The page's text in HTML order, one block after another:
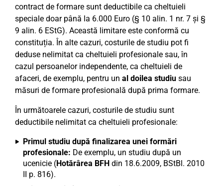
contract de formare sunt deductibile ca cheltuieli
speciale doar până la 6.000 Euro (§ 10 alin. 1 nr. 7 și §
9 alin. 6 EStG). Această limitare este conformă cu
constituția. În alte cazuri, costurile de studiu pot fi
deduse nelimitat ca cheltuieli profesionale sau, în
cazul persoanelor independente, ca cheltuieli de
afaceri, de exemplu, pentru un al doilea studiu sau
măsuri de formare profesională după prima formare.
În următoarele cazuri, costurile de studiu sunt
deductibile nelimitat ca cheltuieli profesionale:
Primul studiu după finalizarea unei formări
profesionale: De exemplu, un studiu după un
ucenicie (Hotărârea BFH din 18.6.2009, BStBl. 2010
II p. 816).